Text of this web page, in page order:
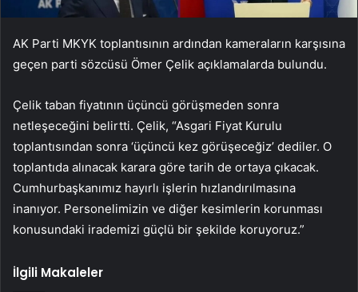
AK Parti MKYK toplantısının ardından kameraların karşısına
geçen parti sözcüsü Ömer Çelik açıklamalarda bulundu.
Çelik taban fiyatının üçüncü görüşmeden sonra
netleşeceğini belirtti. Çelik, “Asgari Fiyat Kurulu
toplantısından sonra ‘üçüncü kez görüşeceğiz’ dediler. O
toplantıda alınacak karara göre tarih de ortaya çıkacak.
Cumhurbaşkanımız hayırlı işlerin hızlandırılmasına
inanıyor. Personelimizin ve diğer kesimlerin korunması
konusundaki irademizi güçlü bir şekilde koruyoruz.”
İlgili Makaleler